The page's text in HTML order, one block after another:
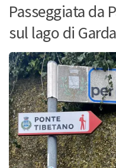
Passeggiata da
sul lago di Garda